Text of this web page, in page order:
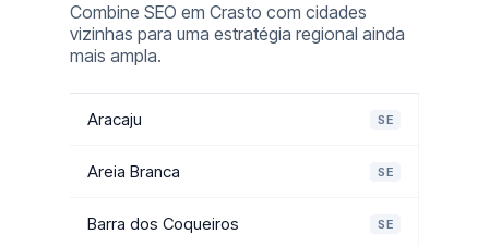
Combine SEO em Crasto com cidades
vizinhas para uma estratégia regional ainda
mais ampla.
Aracaju SE
Areia Branca SE
Barra dos Coqueiros SE